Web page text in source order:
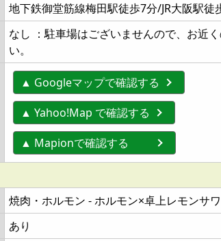
地下鉄御堂筋線梅田駅徒歩7分/JR大阪駅
なし ：駐車場はございませんので、お近
い。
▲ Googleマップで確認する
▲ Yahoo!Map で確認する
▲ Mapionで確認する
焼肉・ホルモン - ホルモン×卓上レモンサ
あり